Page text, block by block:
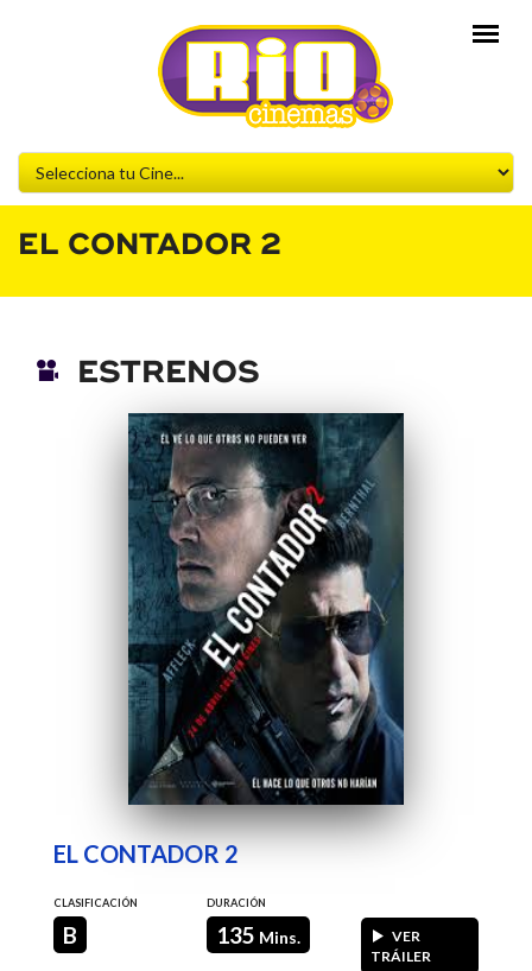
EL CONTADOR 2
ESTRENOS
EL CONTADOR 2
CLASIFICACIÓN
B
DURACIÓN
135 Mins.
VER
TRÁILER